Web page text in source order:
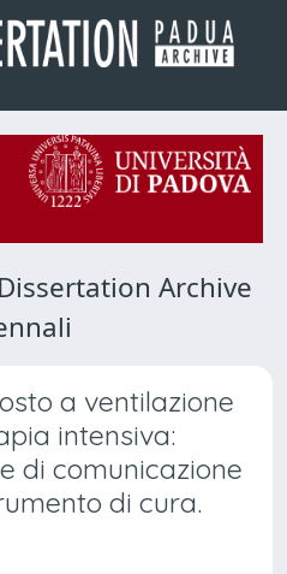
Archive
a ventilazione
intensiva:
di comunicazione
di cura.